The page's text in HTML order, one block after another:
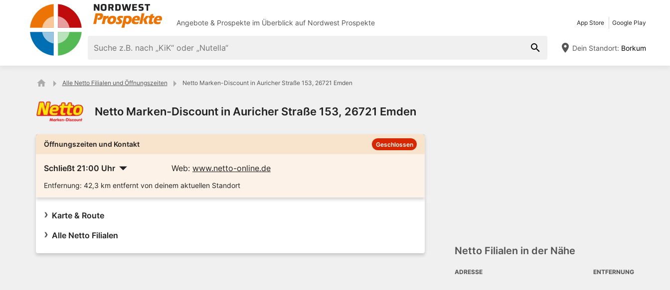
Angebote & Prospekte im Überblick auf Nordwest Prospekte App Store Google Play
Dein Standort: Borkum
Alle Netto Filialen und Öffnungszeiten Netto Marken-Discount in Auricher Straße 153, 26721 Emden
Netto Marken-Discount in Auricher Straße 153, 26721 Emden
Öffnungszeiten und Kontakt Geschlossen
Schließt 21:00 Uhr Web: www.netto-online.de
Entfernung: 42,3 km entfernt von deinem aktuellen Standort
Karte & Route
Alle Netto Filialen
Netto Filialen in der Nähe
ADRESSE ENTFERNUNG